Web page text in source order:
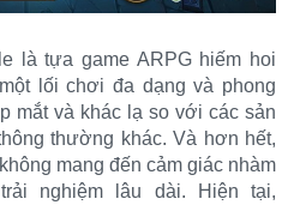
là tựa game ARPG hiếm hoi
lối chơi đa dạng và phong
mắt và khác lạ so với các sản
thường khác. Và hơn hết,
mang đến cảm giác nhàm
nghiệm lâu dài. Hiện tại,